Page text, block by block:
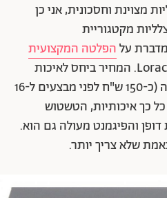
מצוינת וחסכונית, אני כן
מקטגוריית
מדברת עלהפלטה המקצועית
של חברת האיפור המצוינת Lorac. המחיר ביחס לאיכות
הצלליות בהחלט שווה את זה (כ-150 ש"ח לפני מבצעים ל-16
כל כך איכותיות, הטשטוש
והפיגמנט מעולה גם הוא.
שלא צריך יותר.